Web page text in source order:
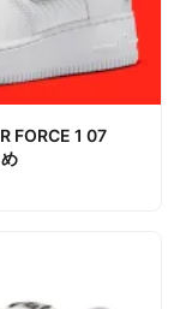
FORCE 1 07